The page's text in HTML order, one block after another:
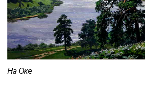
На Оке